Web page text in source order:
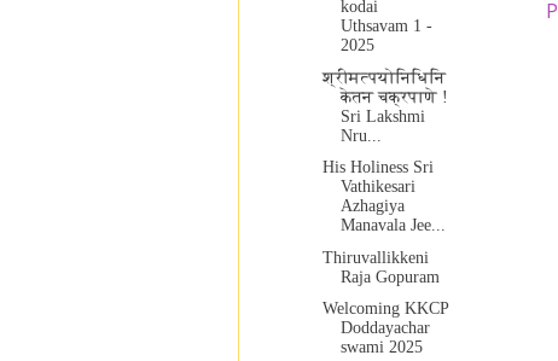
kodai
Uthsavam 1 -
2025
श्रीमत्पयोनिधिनि
केतन चक्रपाणे !
Sri Lakshmi
Nru...
His Holiness Sri
Vathikesari
Azhagiya
Manavala Jee...
Thiruvallikkeni
Raja Gopuram
Welcoming KKCP
Doddayachar
swami 2025